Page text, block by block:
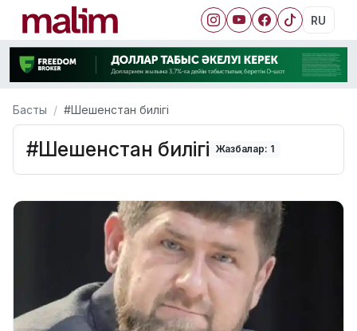
RU
Басты #Шешенстан билігі
#Шешенстан билігі Жазбалар: 1